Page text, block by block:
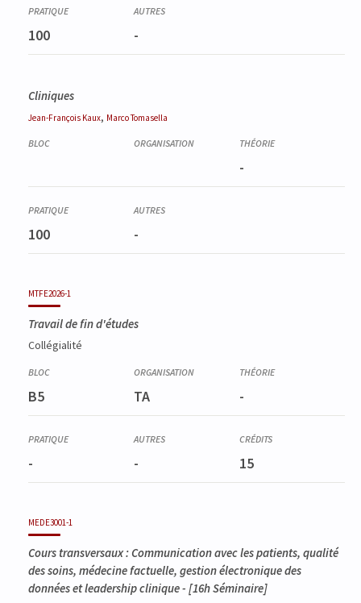
100 -
Cliniques
Jean-François Kaux, MarcoTomasella
-
100 -
MTFE2026-1
Travail de fin d'études
Collégialité
B5 TA -
- - 15
MEDE3001-1
Cours transversaux : Communication avec les patients, qualité
des soins, médecine factuelle, gestion électronique des
données et leadership clinique- [16h Séminaire]